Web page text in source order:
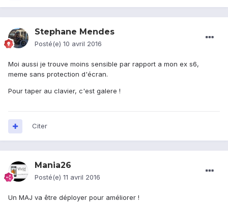
Stephane Mendes
Posté(e) 10 avril 2016
Moi aussi je trouve moins sensible par rapport a mon ex s6,
meme sans protection d'écran.
Pour taper au clavier, c'est galere !
Citer
Mania26
Posté(e) 11 avril 2016
Un MAJ va être déployer pour améliorer !